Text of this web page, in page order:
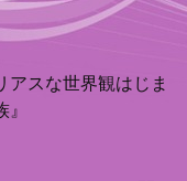
アスな世界観はじま